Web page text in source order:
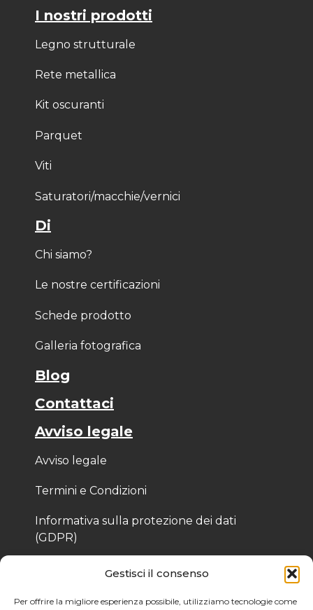
Gestisci il consenso
Per offrire la migliore esperienza possibile, utilizziamo tecnologie come
I nostri prodotti
Legno strutturale
Rete metallica
Kit oscuranti
Parquet
Viti
Saturatori/macchie/vernici
Di
Chi siamo?
Le nostre certificazioni
Schede prodotto
Galleria fotografica
Blog
Contattaci
Avviso legale
Avviso legale
Termini e Condizioni
Informativa sulla protezione dei dati
(GDPR)
Informativa sui cookie